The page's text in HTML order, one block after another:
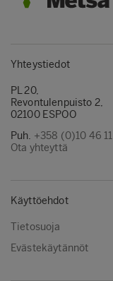
Yhteystiedot
PL 20,
Revontulenpuisto 2,
02100 ESPOO
Puh. +358 (0)10 46 11
Ota yhteyttä
Käyttöehdot
Tietosuoja
Evästekäytännöt